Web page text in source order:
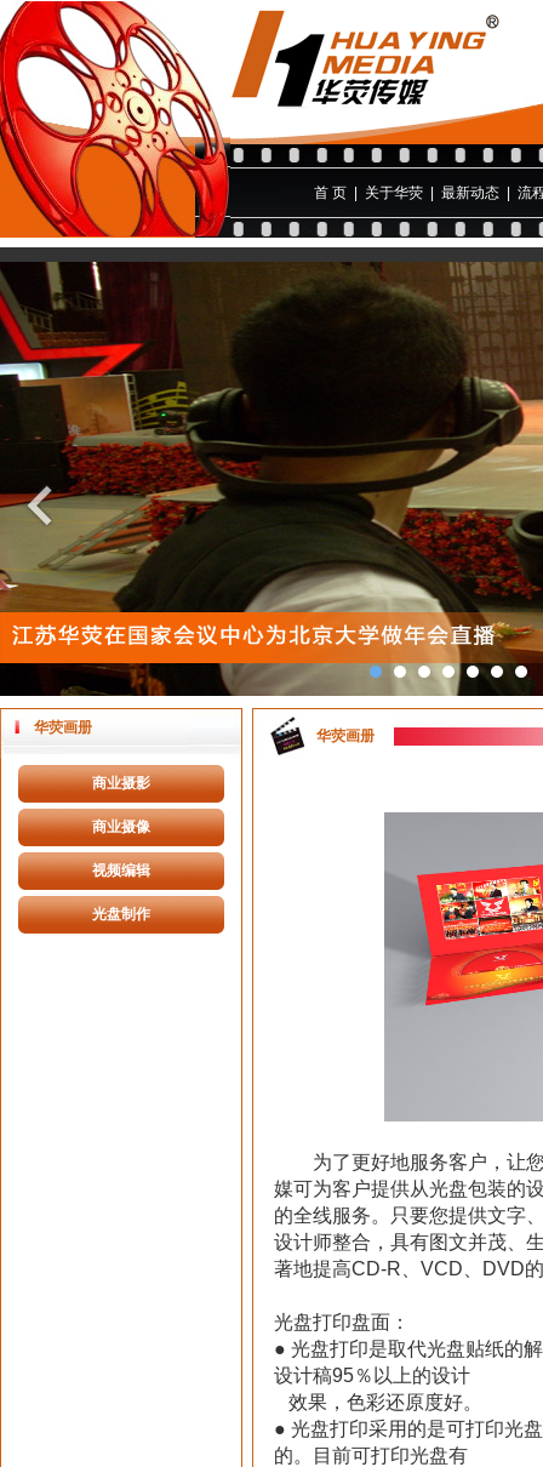
首 页| 关于华荧| 最新动态| 流
华荧画册
商业摄影
商业摄像
视频编辑
光盘制作
华荧画册
为了更好地服务客户，让您
媒可为客户提供从光盘包装的
的全线服务。只要您提供文字
设计师整合，具有图文并茂、
著地提高CD-R、VCD、DVD
光盘打印盘面：
● 光盘打印是取代光盘贴纸的
设计稿95％以上的设计
效果，色彩还原度好。
● 光盘打印采用的是可打印光
的。目前可打印光盘有